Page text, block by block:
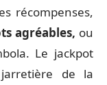
récompenses,
agréables, ou
Le jackpot
de la